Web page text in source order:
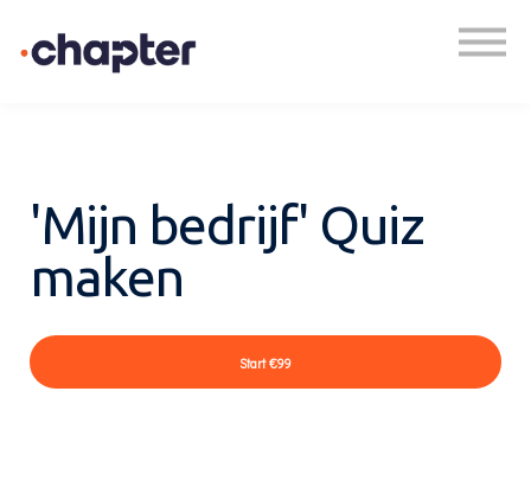
'Mijn bedrijf' Quiz
maken
Start €99